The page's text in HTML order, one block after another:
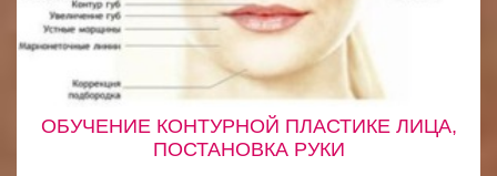
ОБУЧЕНИЕ КОНТУРНОЙ ПЛАСТИКЕ ЛИЦА,
ПОСТАНОВКА РУКИ